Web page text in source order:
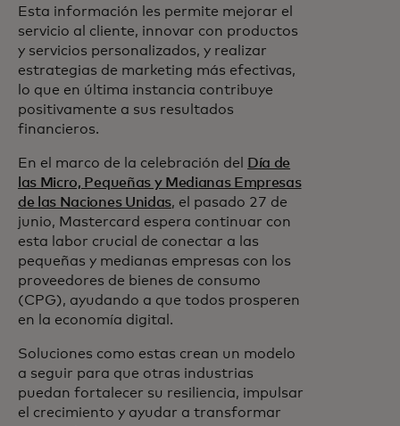
Esta información les permite mejorar el
servicio al cliente, innovar con productos
y servicios personalizados, y realizar
estrategias de marketing más efectivas,
lo que en última instancia contribuye
positivamente a sus resultados
financieros.
En el marco de la celebración del
Día de
las Micro, Pequeñas y Medianas Empresas
de las Naciones Unidas, el pasado 27 de
junio, Mastercard espera continuar con
esta labor crucial de conectar a las
pequeñas y medianas empresas con los
proveedores de bienes de consumo
(CPG), ayudando a que todos prosperen
en la economía digital.
Soluciones como estas crean un modelo
a seguir para que otras industrias
puedan fortalecer su resiliencia, impulsar
el crecimiento y ayudar a transformar